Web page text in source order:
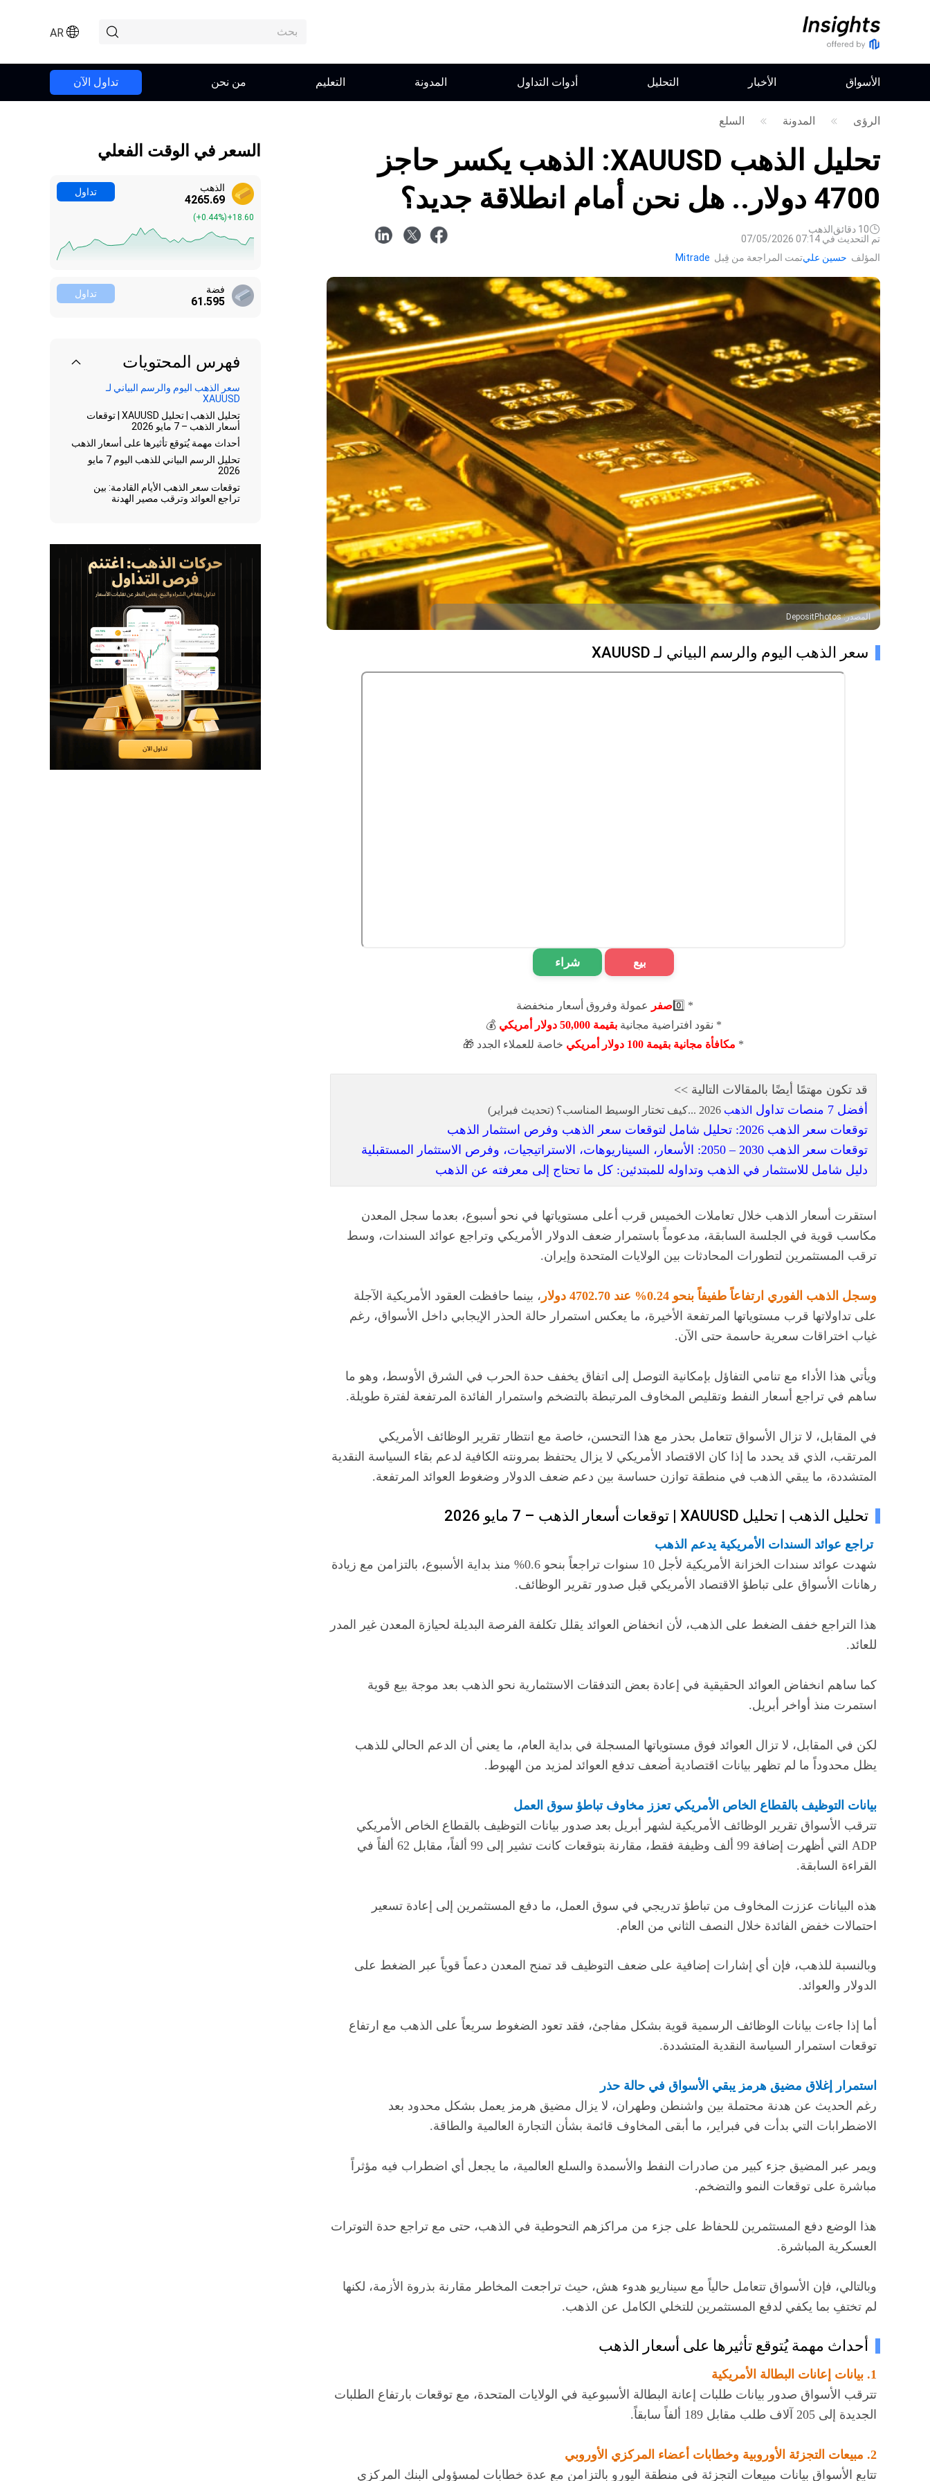
AR
الأسواق الأخبار التحليل أدوات التداول المدونة التعليم من نحن تداول الآن
الرؤى المدونة السلع
تحليل الذهب XAUUSD: الذهب يكسر حاجز
4700 دولار.. هل نحن أمام انطلاقة جديد؟
10 دقائقالذهب
تم التحديث في 07:14 07/05/2026
المؤلف حسين عليتمت المراجعة من قِبل Mitrade
المصدر:
DepositPhotos
سعر الذهب اليوم والرسم البياني لـ XAUUSD
بيع شراء
* 0️⃣ صفر
عمولة وفروق أسعار منخفضة
* نقود افتراضية مجانية بقيمة 50,000 دولار أمريكي
💰
* مكافأة مجانية بقيمة 100 دولار أمريكي خاصة للعملاء الجدد 🎁
قد تكون مهتمًا أيضًا بالمقالات التالية >>
أفضل 7 منصات تداول
الذهب
توقعات سعر الذهب 2026: تحليل شامل لتوقعات سعر الذهب وفرص استثمار الذهب
توقعات سعر الذهب 2030 – 2050: الأسعار، السيناريوهات، الاستراتيجيات، وفرص الاستثمار المستقبلية
دليل شامل للاستثمار في الذهب وتداوله للمبتدئين: كل ما تحتاج إلى معرفته عن الذهب
استقرت أسعار الذهب خلال تعاملات الخميس قرب أعلى مستوياتها في نحو أسبوع، بعدما سجل المعدن
مكاسب قوية في الجلسة السابقة، مدعوماً باستمرار ضعف الدولار الأمريكي وتراجع عوائد السندات، وسط
ترقب المستثمرين لتطورات المحادثات بين الولايات المتحدة وإيران.
وسجل الذهب الفوري ارتفاعاً طفيفاً بنحو 0.24% عند 4702.70 دولار
، بينما حافظت العقود الأمريكية الآجلة
على تداولاتها قرب مستوياتها المرتفعة الأخيرة، ما يعكس استمرار حالة الحذر الإيجابي داخل الأسواق، رغم
غياب اختراقات سعرية حاسمة حتى الآن.
ويأتي هذا الأداء مع تنامي التفاؤل بإمكانية التوصل إلى اتفاق يخفف حدة الحرب في الشرق الأوسط، وهو ما
ساهم في تراجع أسعار النفط وتقليص المخاوف المرتبطة بالتضخم واستمرار الفائدة المرتفعة لفترة طويلة.
في المقابل، لا تزال الأسواق تتعامل بحذر مع هذا التحسن، خاصة مع انتظار تقرير الوظائف الأمريكي
المرتقب، الذي قد يحدد ما إذا كان الاقتصاد الأمريكي لا يزال يحتفظ بمرونته الكافية لدعم بقاء السياسة النقدية
المتشددة، ما يبقي الذهب في منطقة توازن حساسة بين دعم ضعف الدولار وضغوط العوائد المرتفعة.
تحليل الذهب | تحليل XAUUSD | توقعات أسعار الذهب – 7 مايو 2026
تراجع عوائد السندات الأمريكية يدعم الذهب
شهدت عوائد سندات الخزانة الأمريكية لأجل 10 سنوات تراجعاً بنحو 0.6% منذ بداية الأسبوع، بالتزامن مع زيادة
رهانات الأسواق على تباطؤ الاقتصاد الأمريكي قبل صدور تقرير الوظائف.
هذا التراجع خفف الضغط على الذهب، لأن انخفاض العوائد يقلل تكلفة الفرصة البديلة لحيازة المعدن غير المدر
للعائد.
كما ساهم انخفاض العوائد الحقيقية في إعادة بعض التدفقات الاستثمارية نحو الذهب بعد موجة بيع قوية
استمرت منذ أواخر أبريل.
لكن في المقابل، لا تزال العوائد فوق مستوياتها المسجلة في بداية العام، ما يعني أن الدعم الحالي للذهب
يظل محدوداً ما لم تظهر بيانات اقتصادية أضعف تدفع العوائد لمزيد من الهبوط.
بيانات التوظيف بالقطاع الخاص الأمريكي تعزز مخاوف تباطؤ سوق العمل
تترقب الأسواق تقرير الوظائف الأمريكية لشهر أبريل بعد صدور بيانات التوظيف بالقطاع الخاص الأمريكي
ADP التي أظهرت إضافة 99 ألف وظيفة فقط، مقارنة بتوقعات كانت تشير إلى 99 ألفاً، مقابل 62 ألفاً في
القراءة السابقة.
هذه البيانات عززت المخاوف من تباطؤ تدريجي في سوق العمل، ما دفع المستثمرين إلى إعادة تسعير
احتمالات خفض الفائدة خلال النصف الثاني من العام.
وبالنسبة للذهب، فإن أي إشارات إضافية على ضعف التوظيف قد تمنح المعدن دعماً قوياً عبر الضغط على
الدولار والعوائد.
أما إذا جاءت بيانات الوظائف الرسمية قوية بشكل مفاجئ، فقد تعود الضغوط سريعاً على الذهب مع ارتفاع
توقعات استمرار السياسة النقدية المتشددة.
استمرار إغلاق مضيق هرمز يبقي الأسواق في حالة حذر
رغم الحديث عن هدنة محتملة بين واشنطن وطهران، لا يزال مضيق هرمز يعمل بشكل محدود بعد
الاضطرابات التي بدأت في فبراير، ما أبقى المخاوف قائمة بشأن التجارة العالمية والطاقة.
ويمر عبر المضيق جزء كبير من صادرات النفط والأسمدة والسلع العالمية، ما يجعل أي اضطراب فيه مؤثراً
مباشرة على توقعات النمو والتضخم.
هذا الوضع دفع المستثمرين للحفاظ على جزء من مراكزهم التحوطية في الذهب، حتى مع تراجع حدة التوترات
العسكرية المباشرة.
وبالتالي، فإن الأسواق تتعامل حالياً مع سيناريو هدوء هش، حيث تراجعت المخاطر مقارنة بذروة الأزمة، لكنها
لم تختفِ بما يكفي لدفع المستثمرين للتخلي الكامل عن الذهب.
أحداث مهمة يُتوقع تأثيرها على أسعار الذهب
1. بيانات إعانات البطالة الأمريكية
تترقب الأسواق صدور بيانات طلبات إعانة البطالة الأسبوعية في الولايات المتحدة، مع توقعات بارتفاع الطلبات
الجديدة إلى 205 آلاف طلب مقابل 189 ألفاً سابقاً.
2. مبيعات التجزئة الأوروبية وخطابات أعضاء المركزي الأوروبي
تتابع الأسواق بيانات مبيعات التجزئة في منطقة اليورو بالتزامن مع عدة خطابات لمسؤولي البنك المركزي
السعر في الوقت الفعلي
الذهب
4265.69
+18.60
(+0.44%)
تداول
فضة
61.593
تداول
فهرس المحتويات
سعر الذهب اليوم والرسم البياني لـ
XAUUSD
تحليل الذهب | تحليل XAUUSD | توقعات
أسعار الذهب – 7 مايو 2026
أحداث مهمة يُتوقع تأثيرها على أسعار الذهب
تحليل الرسم البياني للذهب اليوم 7 مايو
2026
توقعات سعر الذهب الأيام القادمة: بين
تراجع العوائد وترقب مصير الهدنة